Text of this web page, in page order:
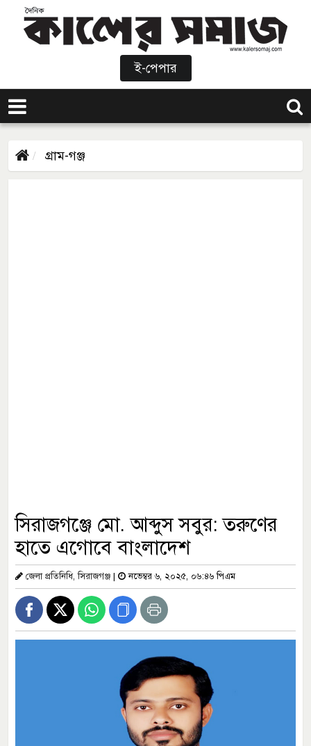
ই-পেপার
গ্রাম-গঞ্জ
সিরাজগঞ্জে মো. আব্দুস সবুর: তরুণের
হাতে এগোবে বাংলাদেশ
জেলা প্রতিনিধি, সিরাজগঞ্জ | নভেম্বর ৬, ২০২৫, ০৬:৪৬ পিএম